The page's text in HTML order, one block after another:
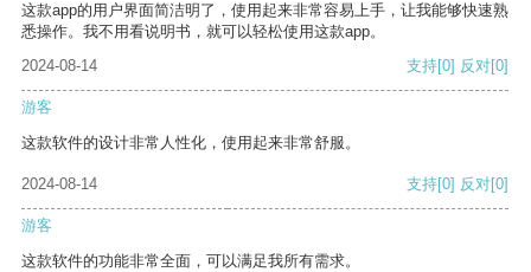
这款app的用户界面简洁明了，使用起来非常容易上手，让我能够快速熟
悉操作。我不用看说明书，就可以轻松使用这款app。
2024-08-14
支持[0] 反对[0]
游客
这款软件的设计非常人性化，使用起来非常舒服。
2024-08-14 支持[0] 反对[0]
游客
这款软件的功能非常全面，可以满足我所有需求。